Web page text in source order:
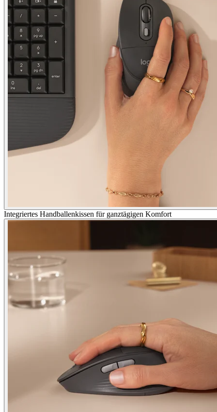
Integriertes Handballenkissen für ganztägigen Komfort